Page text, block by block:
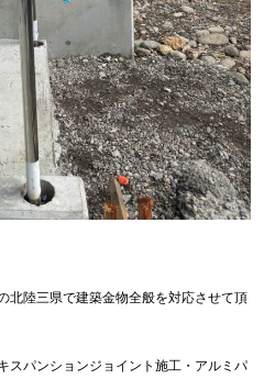
北陸三県で建築金物全般を対応させて頂
スパンションジョイント施工・アルミパ